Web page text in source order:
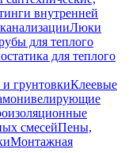
внутренней
Люки
для теплого
для теплого
грунтовкиКлеевые
смесейПены,
Монтажная